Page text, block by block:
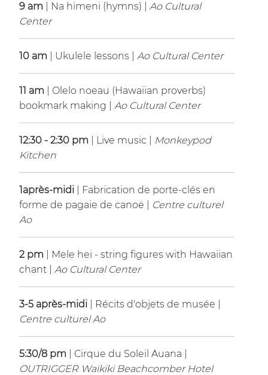
9 am | Na himeni (hymns) | Ao Cultural
Center
10 am | Ukulele lessons | Ao Cultural Center
11 am
| Olelo noeau (Hawaiian proverbs)
bookmark making | Ao Cultural Center
12:30 - 2:30 pm | Live music |
Monkeypod
Kitchen
1après-midi | Fabrication de porte-clés en
forme de pagaie de canoë |
Centre culturel
Ao
2 pm
| Mele hei - string figures with Hawaiian
chant | Ao Cultural Center
3-5 après-midi | Récits d'objets de musée |
Centre culturel Ao
5:30/8 pm
| Cirque du Soleil Auana |
OUTRIGGER Waikiki Beachcomber Hotel